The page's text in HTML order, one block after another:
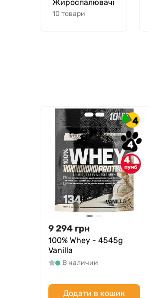
Жироспалювачі
10 товари
4
4
4
9 294 грн
100% Whey - 4545g
Vanilla
В наличии
Додати в кошик